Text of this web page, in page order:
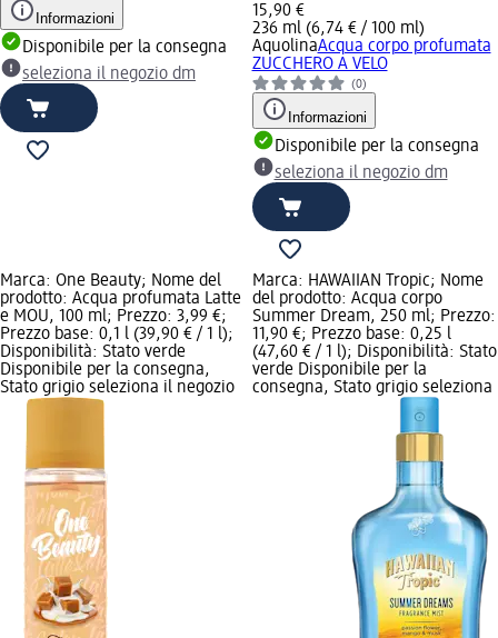
Informazioni
Disponibile per la consegna
seleziona il negozio dm
15,90 €
236 ml (6,74 € / 100 ml)
AquolinaAcqua corpo profumata
ZUCCHERO A VELO
(0)
Informazioni
Disponibile per la consegna
seleziona il negozio dm
Marca: One Beauty; Nome del
prodotto: Acqua profumata Latte
e MOU, 100 ml; Prezzo: 3,99 €;
Prezzo base: 0,1 l (39,90 € / 1 l);
Disponibilità: Stato verde
Disponibile per la consegna,
Stato grigio seleziona il negozio
Marca: HAWAIIAN Tropic; Nome
del prodotto: Acqua corpo
Summer Dream, 250 ml; Prezzo:
11,90 €; Prezzo base: 0,25 l
(47,60 € / 1 l); Disponibilità: Stato
verde Disponibile per la
consegna, Stato grigio seleziona